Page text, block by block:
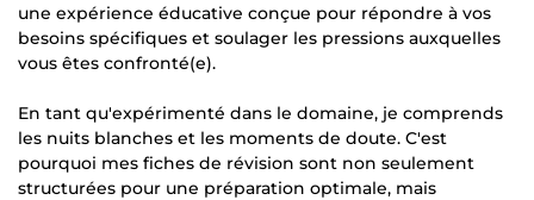
une expérience éducative conçue pour répondre à vos
besoins spécifiques et soulager les pressions auxquelles
vous êtes confronté(e).
En tant qu'expérimenté dans le domaine, je comprends
les nuits blanches et les moments de doute. C'est
pourquoi mes fiches de révision sont non seulement
structurées pour une préparation optimale, mais